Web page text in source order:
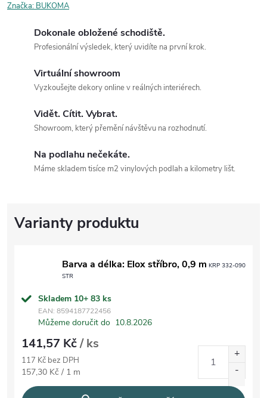
Značka: BUKOMA
Dokonale obložené schodiště.
Profesionální výsledek, který uvidíte na první krok.
Virtuální showroom
Vyzkoušejte dekory online v reálných interiérech.
Vidět. Cítit. Vybrat.
Showroom, který přemění návštěvu na rozhodnutí.
Na podlahu nečekáte.
Máme skladem tisíce m2 vinylových podlah a kilometry lišt.
Barva a délka: Elox stříbro, 0,9 m KRP 332-090
STR
Skladem 10+ 83 ks
EAN: 8594187722456
Můžeme doručit do 10.8.2026
141,57 Kč/ ks
117 Kč bez DPH
Měrná cena:
157,30 Kč / 1 m